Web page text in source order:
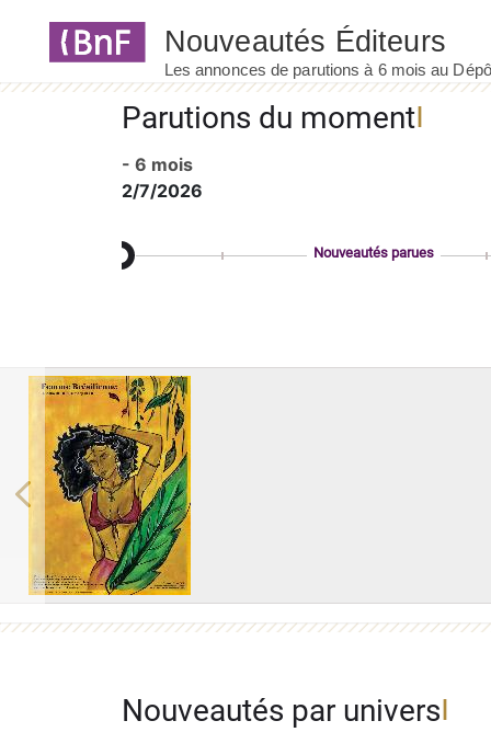
Parutions du moment
- 6 mois
2/7/2026
Nouveautés parues
Previous
Nouveautés par univers